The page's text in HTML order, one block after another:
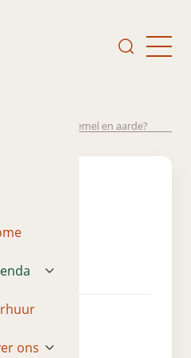
ons
meer tussen hemel en aarde?
2025